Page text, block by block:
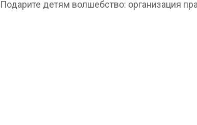
Подарите детям волшебство: организация